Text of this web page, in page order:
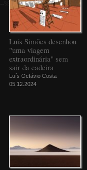
Luís Simões desenhou
"uma viagem
extraordinária" sem
sair da cadeira
Luís Octávio Costa
05.12.2024
--%>